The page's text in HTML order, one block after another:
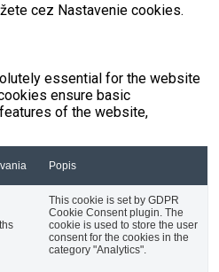
cez Nastavenie cookies.
essential for the website
ensure basic
of the website,
Popis
This cookie is set by GDPR
Cookie Consent plugin. The
cookie is used to store the user
consent for the cookies in the
category "Analytics".